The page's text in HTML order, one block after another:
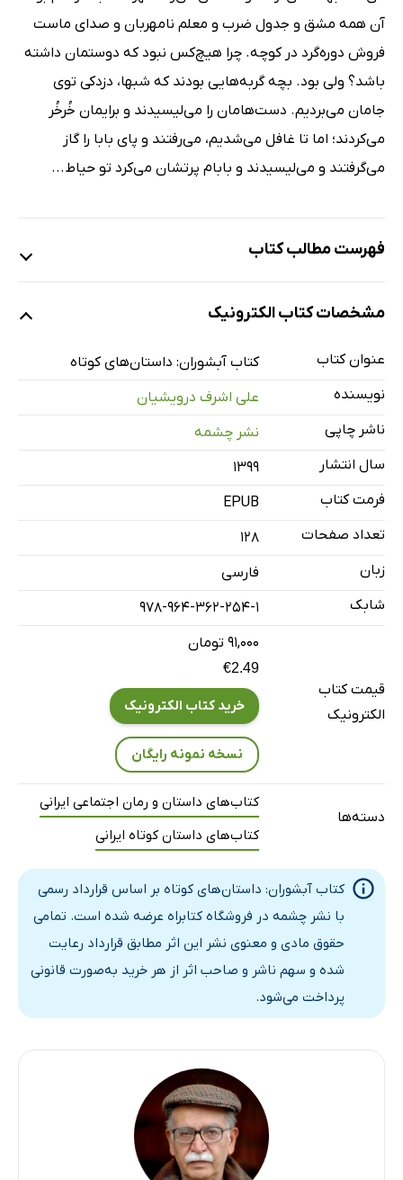
آن همه مشق و جدول ضرب و معلم نامهربان و صدای ماست
فروش دوره‌گرد در کوچه. چرا هیچ‌کس نبود که دوستمان داشته
باشد؟ ولی بود. بچه گربه‌هایی بودند که شبها، دزدکی توی
جامان می‌بردیم. دست‌هامان را می‌لیسیدند و برایمان خُرخُر
می‌کردند؛ اما تا غافل می‌شدیم، می‌رفتند و پای بابا را گاز
می‌گرفتند و می‌لیسیدند و بابام پرتشان می‌کرد تو حیاط...
فهرست مطالب کتاب
دو ماهى در نقلدان
بیالون
ننه جان چه شده؟
عمو بزرگه
بیمارى
صلح
آب پاش
مشخصات کتاب الکترونیک
عنوان کتاب
کتاب آبشوران: داستان‌های کوتاه
نویسنده
علی اشرف درویشیان
ناشر چاپی
نشر چشمه
سال انتشار
۱۳۹۹
فرمت کتاب
EPUB
تعداد صفحات
128
زبان
فارسی
شابک
978-964-362-254-1
قیمت کتاب
الکترونیک
۹۱,۰۰۰ تومان
€2.49
خرید کتاب الکترونیک
نسخه نمونه رایگان
دسته‌ها
کتاب‌های داستان و رمان اجتماعی ایرانی
کتاب‌های داستان کوتاه ایرانی
کتاب آبشوران: داستان‌های کوتاه بر اساس قرارداد رسمی
با نشر چشمه در فروشگاه کتابراه عرضه شده است. تمامی
حقوق مادی و معنوی نشر این اثر مطابق قرارداد رعایت
شده و سهم ناشر و صاحب اثر از هر خرید به‌صورت قانونی
پرداخت می‌شود.